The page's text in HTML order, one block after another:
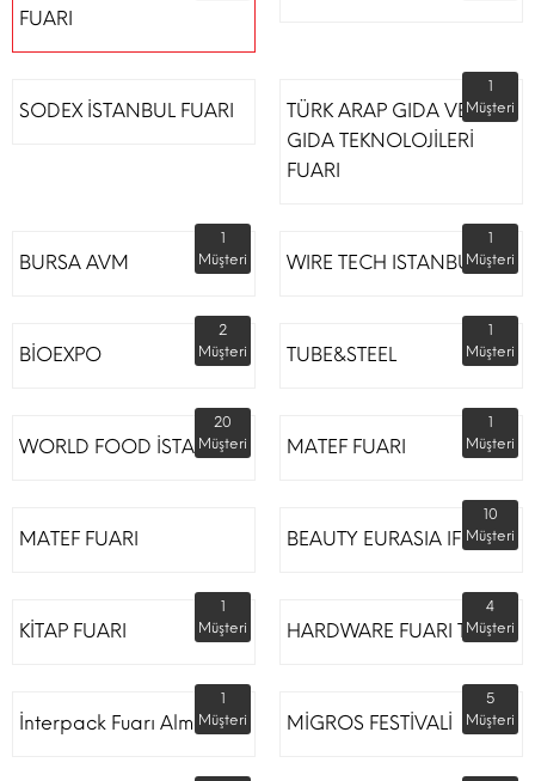
FUARI
SODEX İSTANBUL FUARI
TÜRK ARAP GIDA VE
GIDA TEKNOLOJİLERİ
FUARI
1
Müşteri
BURSA AVM
1
Müşteri
WIRE TECH ISTANBUL
1
Müşteri
BİOEXPO
2
Müşteri
TUBE&STEEL
1
Müşteri
WORLD FOOD İSTANBUL
20
Müşteri
MATEF FUARI
1
Müşteri
MATEF FUARI BEAUTY EURASIA IFM
10
Müşteri
KİTAP FUARI
1
Müşteri
HARDWARE FUARI TÜYAP
4
Müşteri
İnterpack Fuarı Almanya
1
Müşteri
MİGROS FESTİVALİ
5
Müşteri